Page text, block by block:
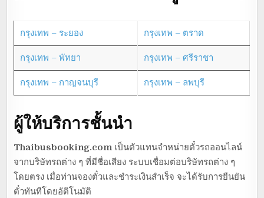
กรุงเทพ – ระยอง กรุงเทพ – ตราด
กรุงเทพ – พัทยา กรุงเทพ – ศรีราชา
กรุงเทพ – กาญจนบุรี กรุงเทพ – ลพบุรี
ผู้ให้บริการชั้นนำ
Thaibusbooking.com เป็นตัวแทนจำหน่ายตั๋วรถออนไลน์
จากบริษัทรถต่าง ๆ ที่มีชื่อเสียง ระบบเชื่อมต่อบริษัทรถต่าง ๆ
โดยตรง เมื่อท่านจองตั๋วและชำระเงินสำเร็จ จะได้รับการยืนยัน
ตั๋วทันทีโดยอัติโนมัติ